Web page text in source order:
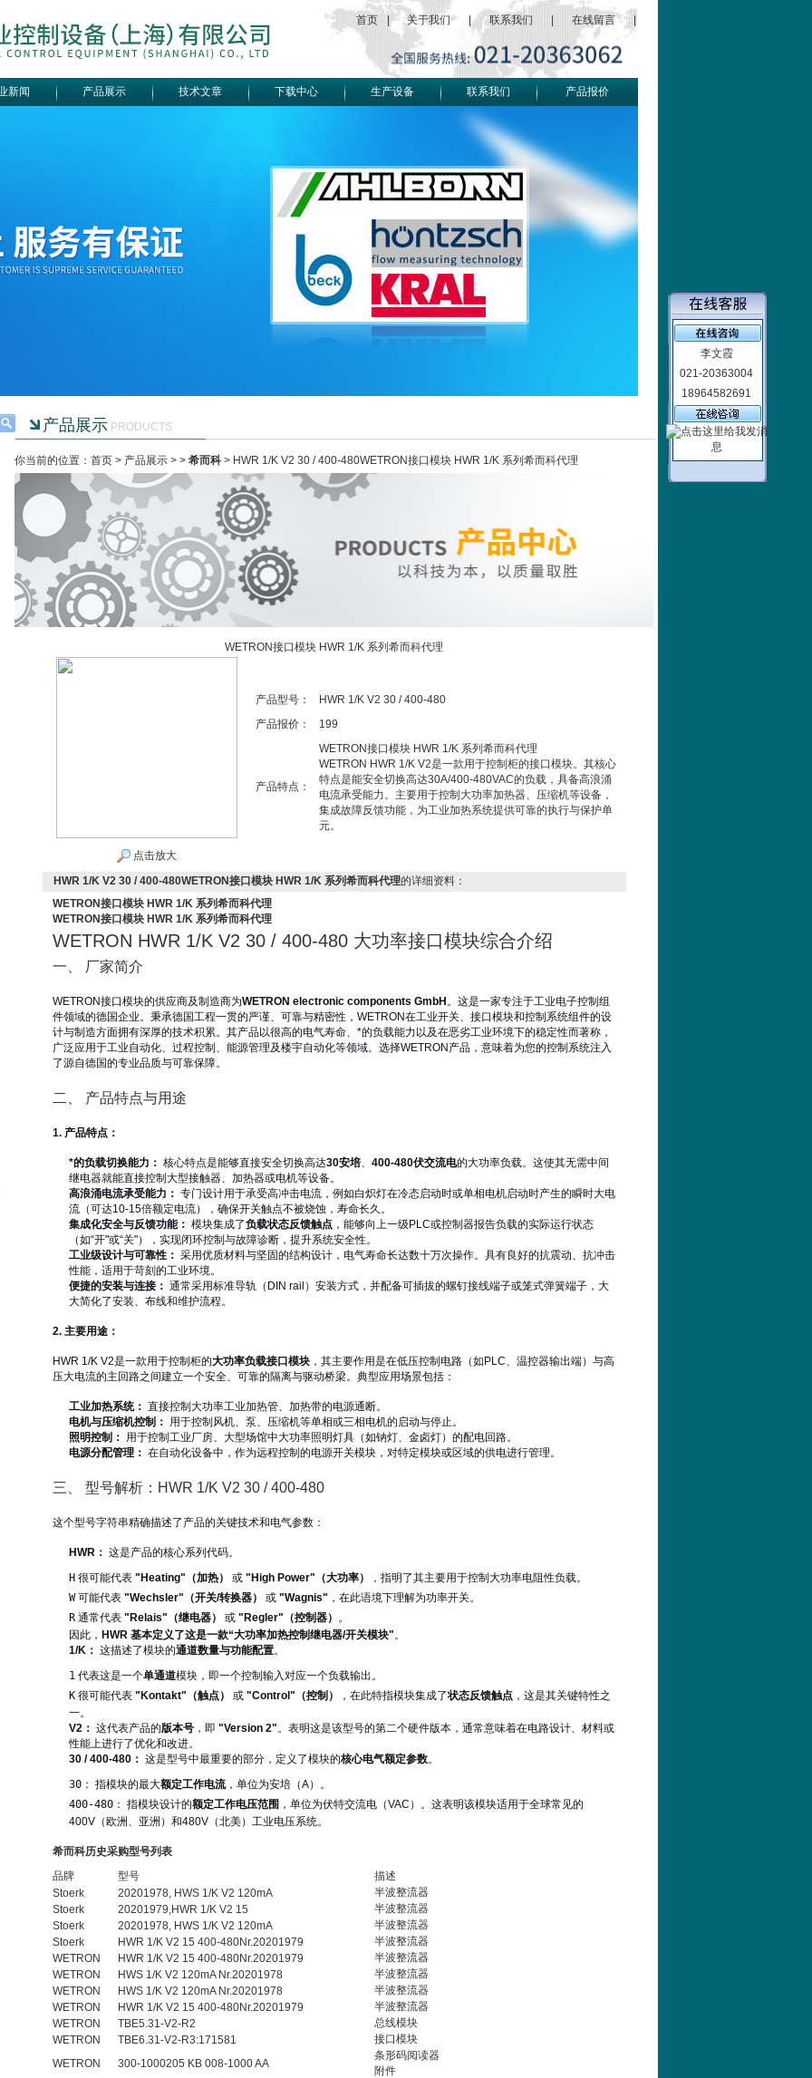
首页 关于我们 联系我们 在线留言
新闻 产品展示 技术文章 下载中心 生产设备 联系我们 产品报价
产品展示PRODUCTS
你当前的位置：首页 > 产品展示> > 希而科> HWR 1/K V2 30 / 400-480WETRON接口模块 HWR 1/K 系列希而科代理
WETRON接口模块 HWR 1/K 系列希而科代理
点击放大
产品型号：
HWR 1/K V2 30 / 400-480
产品报价：
199
产品特点：
WETRON接口模块 HWR 1/K 系列希而科代理
WETRON HWR 1/K V2是一款用于控制柜的接口模块。其核心
特点是能安全切换高达30A/400-480VAC的负载，具备高浪涌
电流承受能力。主要用于控制大功率加热器、压缩机等设备，
集成故障反馈功能，为工业加热系统提供可靠的执行与保护单
元。
HWR 1/K V2 30 / 400-480WETRON接口模块 HWR 1/K 系列希而科代理的详细资料：
WETRON接口模块 HWR 1/K 系列希而科代理
WETRON接口模块 HWR 1/K 系列希而科代理
WETRON HWR 1/K V2 30 / 400-480 大功率接口模块综合介绍
一、 厂家简介
WETRON接口模块的供应商及制造商为WETRON electronic components GmbH 。这是一家专注于工业电子控制组
件领域的德国企业。秉承德国工程一贯的严谨、可靠与精密性，WETRON在工业开关、接口模块和控制系统组件的设
计与制造方面拥有深厚的技术积累。其产品以很高的电气寿命、*的负载能力以及在恶劣工业环境下的稳定性而著称，
广泛应用于工业自动化、过程控制、能源管理及楼宇自动化等领域。选择WETRON产品，意味着为您的控制系统注入
了源自德国的专业品质与可靠保障。
二、 产品特点与用途
1. 产品特点：
*的负载切换能力： 核心特点是能够直接安全切换高达30安培、 400-480伏交流电的大功率负载。这使其无需中间
继电器就能直接控制大型接触器、加热器或电机等设备。
高浪涌电流承受能力： 专门设计用于承受高冲击电流，例如白炽灯在冷态启动时或单相电机启动时产生的瞬时大电
流（可达10-15倍额定电流），确保开关触点不被烧蚀，寿命长久。
集成化安全与反馈功能： 模块集成了负载状态反馈触点 ，能够向上一级PLC或控制器报告负载的实际运行状态
（如“开"或“关"），实现闭环控制与故障诊断，提升系统安全性。
工业级设计与可靠性： 采用优质材料与坚固的结构设计，电气寿命长达数十万次操作。具有良好的抗震动、抗冲击
性能，适用于苛刻的工业环境。
便捷的安装与连接： 通常采用标准导轨（DIN rail）安装方式，并配备可插拔的螺钉接线端子或笼式弹簧端子，大
大简化了安装、布线和维护流程。
2. 主要用途：
HWR 1/K V2是一款用于控制柜的大功率负载接口模块 ，其主要作用是在低压控制电路（如PLC、温控器输出端）与高
压大电流的主回路之间建立一个安全、可靠的隔离与驱动桥梁。典型应用场景包括：
工业加热系统： 直接控制大功率工业加热管、加热带的电源通断。
电机与压缩机控制： 用于控制风机、泵、压缩机等单相或三相电机的启动与停止。
照明控制： 用于控制工业厂房、大型场馆中大功率照明灯具（如钠灯、金卤灯）的配电回路。
电源分配管理： 在自动化设备中，作为远程控制的电源开关模块，对特定模块或区域的供电进行管理。
三、 型号解析：HWR 1/K V2 30 / 400-480
这个型号字符串精确描述了产品的关键技术和电气参数：
HWR： 这是产品的核心系列代码。
H 很可能代表 "Heating"（加热） 或 "High Power"（大功率）
，指明了其主要用于控制大功率电阻性负载。
W可能代表 "Wechsler"（开关/转换器） 或 "Wagnis" ，在此语境下理解为功率开关。
R 通常代表 "Relais"（继电器） 或 "Regler"（控制器） 。
因此， HWR 基本定义了这是一款“大功率加热控制继电器/开关模块"。
1/K： 这描述了模块的通道数量与功能配置。
1 代表这是一个单通道模块，即一个控制输入对应一个负载输出。
K 很可能代表 "Kontakt"（触点） 或 "Control"（控制） ，在此特指模块集成了状态反馈触点 ，这是其关键特性之
一。
V2： 这代表产品的版本号 ，即 "Version 2"。表明这是该型号的第二个硬件版本，通常意味着在电路设计、材料或
性能上进行了优化和改进。
30 / 400-480： 这是型号中最重要的部分，定义了模块的核心电气额定参数。
30 ： 指模块的最大额定工作电流，单位为安培（A）。
400-480 ： 指模块设计的额定工作电压范围 ，单位为伏特交流电（VAC）。这表明该模块适用于全球常见的
400V（欧洲、亚洲）和480V（北美）工业电压系统。
希而科历史采购型号列表
品牌
型号
描述
Stoerk
20201978, HWS 1/K V2 120mA
半波整流器
Stoerk
20201979,HWR 1/K V2 15
半波整流器
Stoerk
20201978, HWS 1/K V2 120mA
半波整流器
Stoerk
HWR 1/K V2 15 400-480Nr.20201979
半波整流器
WETRON
HWR 1/K V2 15 400-480Nr.20201979
半波整流器
WETRON
HWS 1/K V2 120mA Nr.20201978
半波整流器
WETRON
HWS 1/K V2 120mA Nr.20201978
半波整流器
WETRON
HWR 1/K V2 15 400-480Nr.20201979
半波整流器
WETRON
TBE5.31-V2-R2
总线模块
WETRON
TBE6.31-V2-R3:171581
接口模块
WETRON
300-1000205 KB 008-1000 AA
条形码阅读器
附件
李文霞
021-20363004
18964582691